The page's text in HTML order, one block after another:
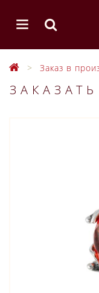
Заказ в